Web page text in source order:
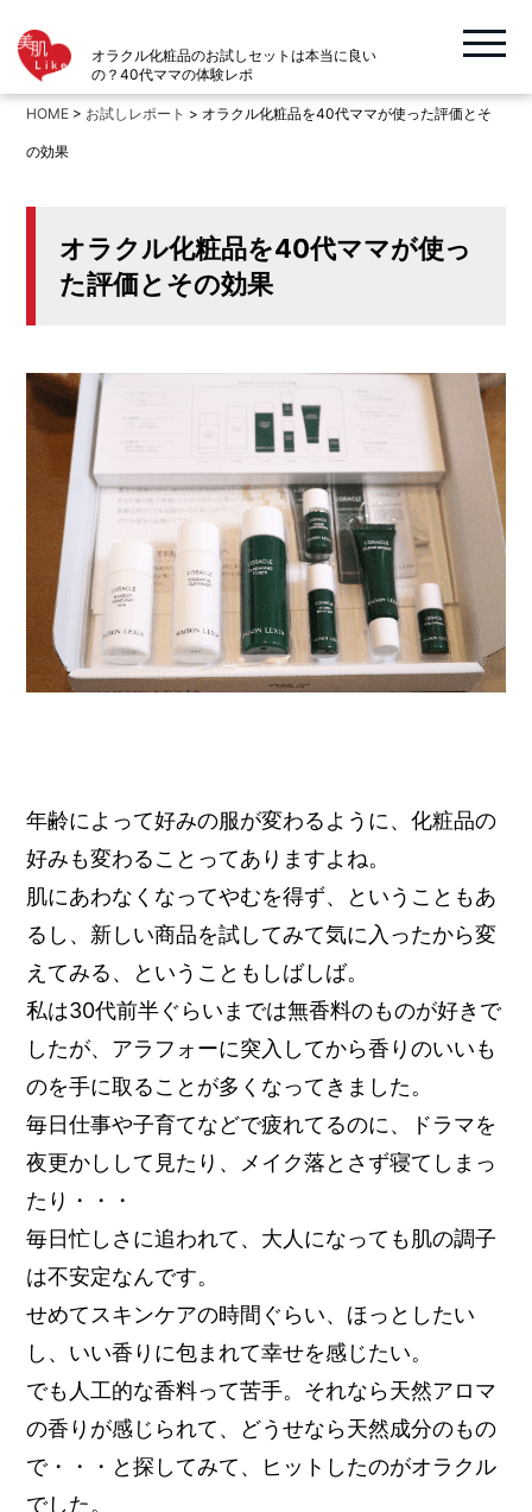
オラクル化粧品のお試しセットは本当に良い
の？40代ママの体験レポ
HOME > お試しレポート > オラクル化粧品を40代ママが使った評価とそ
の効果
オラクル化粧品を40代ママが使っ
た評価とその効果
年齢によって好みの服が変わるように、化粧品の
好みも変わることってありますよね。
肌にあわなくなってやむを得ず、ということもあ
るし、新しい商品を試してみて気に入ったから変
えてみる、ということもしばしば。
私は30代前半ぐらいまでは無香料のものが好きで
したが、アラフォーに突入してから香りのいいも
のを手に取ることが多くなってきました。
毎日仕事や子育てなどで疲れてるのに、ドラマを
夜更かしして見たり、メイク落とさず寝てしまっ
たり・・・
毎日忙しさに追われて、大人になっても肌の調子
は不安定なんです。
せめてスキンケアの時間ぐらい、ほっとしたい
し、いい香りに包まれて幸せを感じたい。
でも人工的な香料って苦手。それなら天然アロマ
の香りが感じられて、どうせなら天然成分のもの
で・・・と探してみて、ヒットしたのがオラクル
でした。